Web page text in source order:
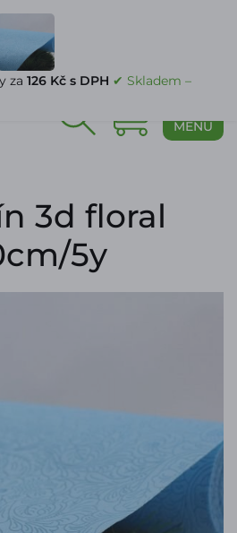
MENU
3d floral
5y
za 126 Kč s DPH ✔ Skladem –